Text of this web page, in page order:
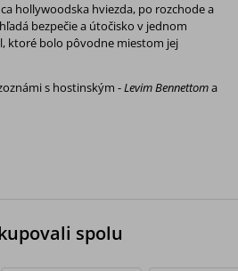
hollywoodska hviezda, po rozchode a
bezpečie a útočisko v jednom
ktoré bolo pôvodne miestom jej
s hostinským -Levim Bennettoma
spolu